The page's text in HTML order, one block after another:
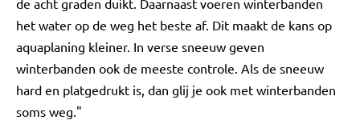
de acht graden duikt. Daarnaast voeren winterbanden
het water op de weg het beste af. Dit maakt de kans op
aquaplaning kleiner. In verse sneeuw geven
winterbanden ook de meeste controle. Als de sneeuw
hard en platgedrukt is, dan glij je ook met winterbanden
soms weg."